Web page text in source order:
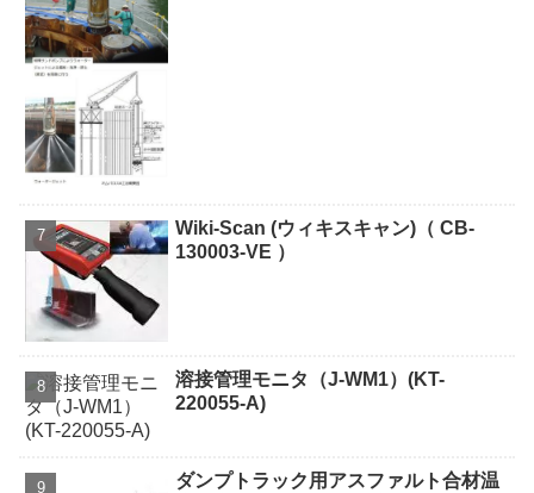
Wiki-Scan (ウィキスキャン)（ CB-
130003-VE ）
溶接管理モニタ（J-WM1）(KT-
220055-A)
ダンプトラック用アスファルト合材温